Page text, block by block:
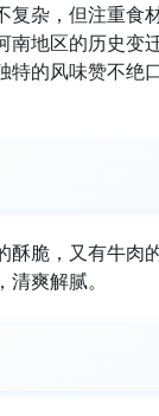
复杂，但注重食
地区的历史变
特的风味赞不绝
酥脆，又有牛肉
爽解腻。